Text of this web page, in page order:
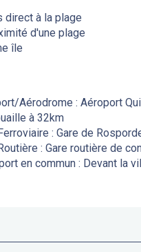
direct à la plage
d'une plage
île
Aérodrome : Aéroport
à 32km
: Gare de
: Gare routière de
en commun : Devant la